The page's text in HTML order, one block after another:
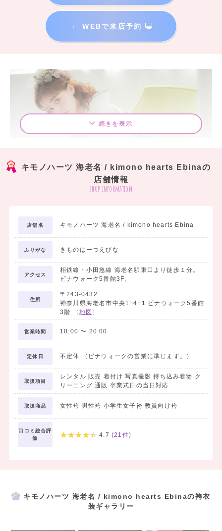
→ WEBで来店予約
えております。
トータルコーディネートも、キモノハーツにお任せください！
お客様のスタイリングに合わせた小物を一つ一つセレクトし、トータルでコーデ
ィネートいたします。
続きを表示
キモノハーツ 海老名 / kimono hearts Ebinaの
店舗情報
shop information
店舗名 キモノハーツ 海老名 / kimono hearts Ebina
ふりがな きものはーつえびな
アクセス
相鉄線・小田急線 海老名駅東口より徒歩１分。
ビナウォーク5番館3F。
住所
〒243-0432
神奈川県海老名市中央1−4−1 ビナウォーク5番館
3階
［ 地図 ］
営業時間 10:00 〜 20:00
定休日 不定休 （ビナウォークの営業に準じます。）
取扱項目
レンタル 販売 着付け 写真撮影 持ち込み着物 ク
リーニング 通販 卒業式日の当日対応
取扱商品 女性袴 男性袴 小学生女子袴 教員向け袴
口コミ総合評
価
4.7 (21 件)
キモノハーツ 海老名 / kimono hearts Ebinaの袴衣
装ギャラリー